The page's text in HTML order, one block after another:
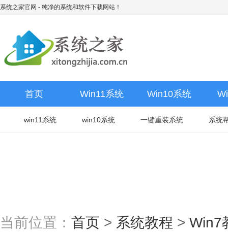
系统之家官网 - 纯净的系统和软件下载网站！
首页 Win11系统 Win10系统
win11系统 win10系统 一键重装系统 系统
当前位置： 首页 > 系统教程 > Win7